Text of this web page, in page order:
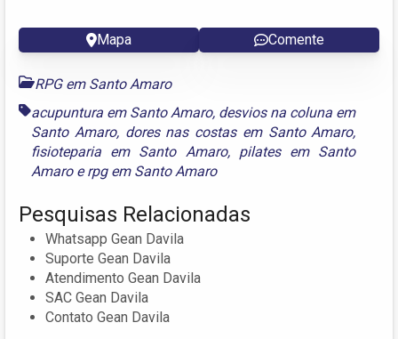
Mapa Comente
RPG em Santo Amaro
acupuntura em Santo Amaro, desvios na coluna em
Santo Amaro, dores nas costas em Santo Amaro,
fisioteparia em Santo Amaro, pilates em Santo
Amaroerpg em Santo Amaro
Pesquisas Relacionadas
Whatsapp Gean Davila
Suporte Gean Davila
Atendimento Gean Davila
SAC Gean Davila
Contato Gean Davila